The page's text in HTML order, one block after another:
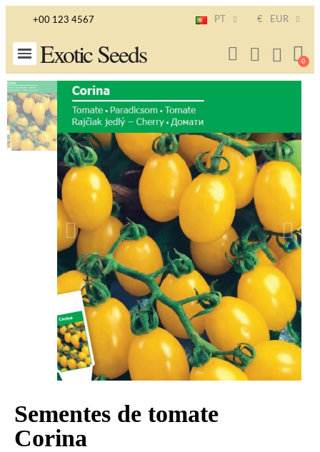
+00 123 4567 PT € EUR
Exotic Seeds
Sementes de tomate
Corina